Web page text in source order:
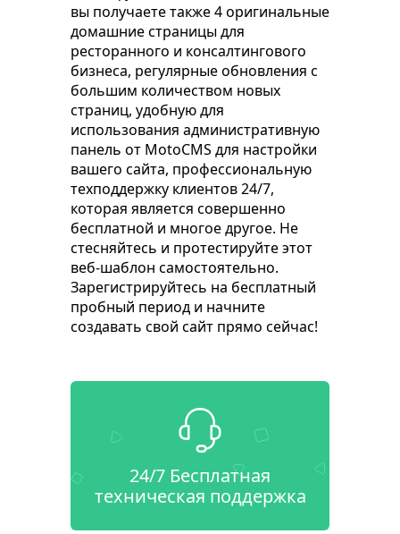
вы получаете также 4 оригинальные
домашние страницы для
ресторанного и консалтингового
бизнеса, регулярные обновления с
большим количеством новых
страниц, удобную для
использования административную
панель от MotoCMS для настройки
вашего сайта, профессиональную
техподдержку клиентов 24/7,
которая является совершенно
бесплатной и многое другое. Не
стесняйтесь и протестируйте этот
веб-шаблон самостоятельно.
Зарегистрируйтесь на бесплатный
пробный период и начните
создавать свой сайт прямо сейчас!
24/7 Бесплатная
техническая поддержка